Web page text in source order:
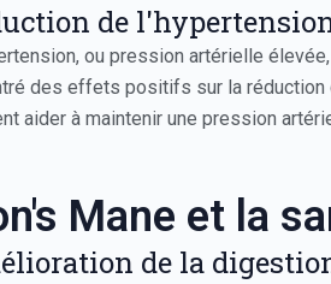
de
ou pression artérielle
des effets positifs sur la réduction
aider à maintenir une pression
Mane et la
de la